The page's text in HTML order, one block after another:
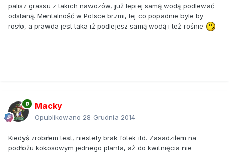
palisz grassu z takich nawozów, już lepiej samą wodą podlewać
odstaną. Mentalność w Polsce brzmi, lej co popadnie byle by
rosło, a prawda jest taka iż podlejesz samą wodą i też rośnie
Macky
Opublikowano 28 Grudnia 2014
Kiedyś zrobiłem test, niestety brak fotek itd. Zasadziłem na
podłożu kokosowym jednego planta, aż do kwitnięcia nie